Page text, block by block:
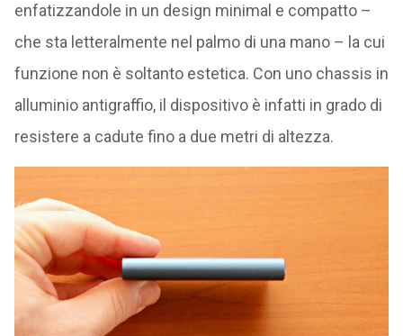
enfatizzandole in un design minimal e compatto –
che sta letteralmente nel palmo di una mano – la cui
funzione non è soltanto estetica. Con uno chassis in
alluminio antigraffio, il dispositivo è infatti in grado di
resistere a cadute fino a due metri di altezza.